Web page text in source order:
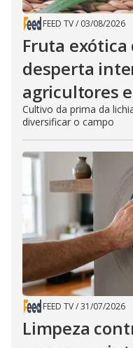
FEED TV/ 03/08/2026
Fruta
desperta
agricultores
Cultivo da prima da
diversificar o campo
FEED TV/31/07/2026
Limpeza